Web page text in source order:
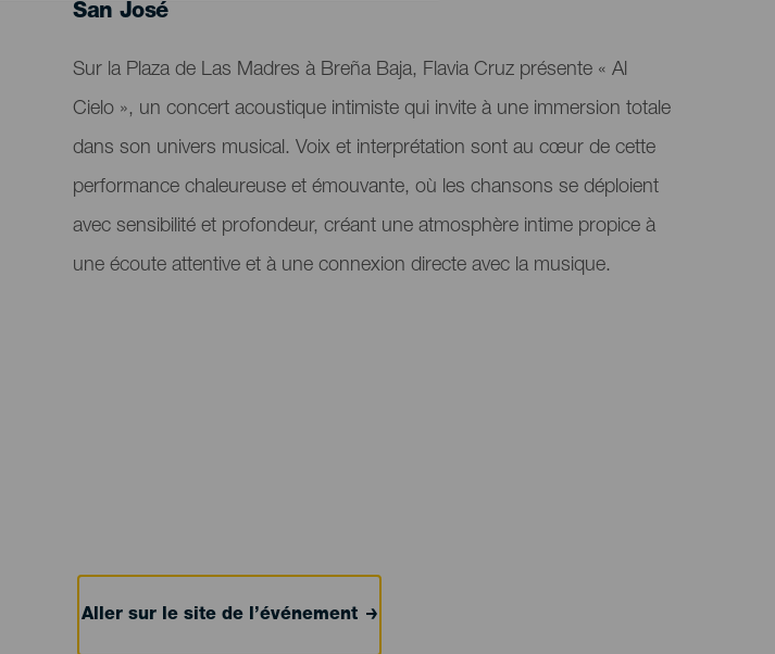
Localidad
San José
Descripción
del
evento
Sur la Plaza de Las Madres à Breña Baja, Flavia Cruz présente « Al
Cielo », un concert acoustique intimiste qui invite à une immersion totale
dans son univers musical. Voix et interprétation sont au cœur de cette
performance chaleureuse et émouvante, où les chansons se déploient
avec sensibilité et profondeur, créant une atmosphère intime propice à
une écoute attentive et à une connexion directe avec la musique.
Aller sur le site de l’événement